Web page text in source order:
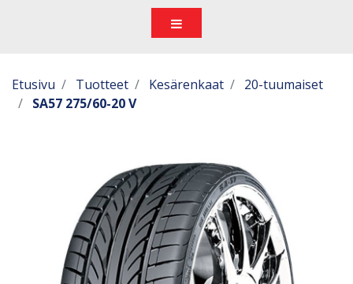
Etusivu Tuotteet Kesärenkaat
20-tuumaiset
SA57 275/60-20 V